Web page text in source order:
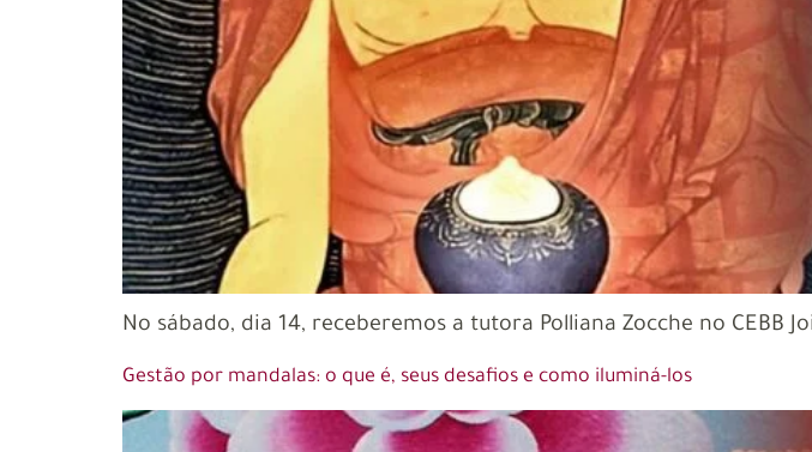
No sábado, dia 14, receberemos a tutora Polliana Zocche no
Gestão por mandalas: o que é, seus desafios e como iluminá-los